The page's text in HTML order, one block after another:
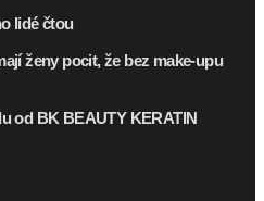
lidé čtou
ženy pocit, že bez make-upu
od BK BEAUTY KERATIN